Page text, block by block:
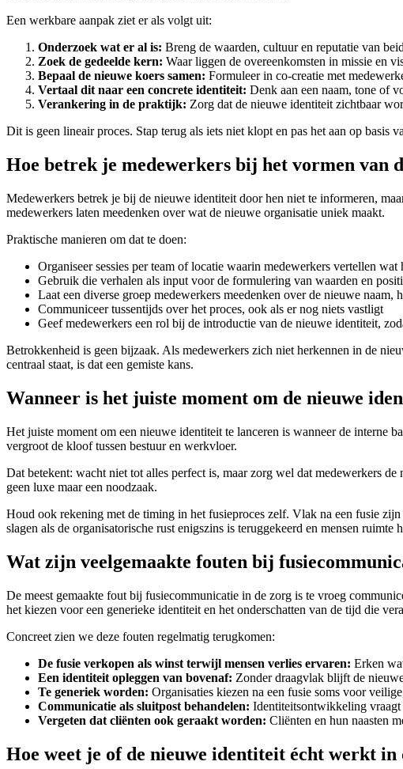
Een werkbare aanpak ziet er als volgt uit:
Onderzoek wat er al is: Breng de waarden, cultuur en reputatie van
Zoek de gedeelde kern: Waar liggen de overeenkomsten in missie en
Bepaal de nieuwe koers samen: Formuleer in co-creatie met
Vertaal dit naar een concrete identiteit: Denk aan een naam, tone of
Verankering in de praktijk: Zorg dat de nieuwe identiteit zichtbaar
Dit is geen lineair proces. Stap terug als iets niet klopt en pas het aan op basis
Hoe betrek je medewerkers bij het vormen van
Medewerkers betrek je bij de nieuwe identiteit door hen niet te informeren,
medewerkers laten meedenken over wat de nieuwe organisatie uniek maakt.
Praktische manieren om dat te doen:
Organiseer sessies per team of locatie waarin medewerkers vertellen
Gebruik die verhalen als input voor de formulering van waarden en
Laat een diverse groep medewerkers meedenken over de nieuwe naam,
Communiceer tussentijds over het proces, ook als er nog niets vastligt
Geef medewerkers een rol bij de introductie van de nieuwe identiteit,
Betrokkenheid is geen bijzaak. Als medewerkers zich niet herkennen in de
centraal staat, is dat een gemiste kans.
Wanneer is het juiste moment om de nieuwe
Het juiste moment om een nieuwe identiteit te lanceren is wanneer de interne
vergroot de kloof tussen bestuur en werkvloer.
Dat betekent: wacht niet tot alles perfect is, maar zorg wel dat medewerkers
geen luxe maar een noodzaak.
Houd ook rekening met de timing in het fusieproces zelf. Vlak na een fusie
slagen als de organisatorische rust enigszins is teruggekeerd en mensen
Wat zijn veelgemaakte fouten bij
De meest gemaakte fout bij fusiecommunicatie in de zorg is te vroeg
het kiezen voor een generieke identiteit en het onderschatten van de tijd die
Concreet zien we deze fouten regelmatig terugkomen:
De fusie verkopen als winst terwijl mensen verlies ervaren: Erken
Een identiteit opleggen van bovenaf: Zonder draagvlak blijft de
Te generiek worden: Organisaties kiezen na een fusie soms voor
Communicatie als sluitpost behandelen: Identiteitsontwikkeling
Vergeten dat cliënten ook geraakt worden: Cliënten en hun naasten
Hoe weet je of de nieuwe identiteit écht werkt